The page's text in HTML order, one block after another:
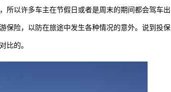
所以许多车主在节假日或者是周末的期间都会驾车出
保险，以防在旅途中发生各种情况的意外。说到投保
比的。